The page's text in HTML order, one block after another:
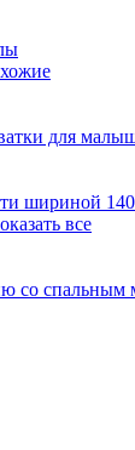
для
шириной
все
со спальным